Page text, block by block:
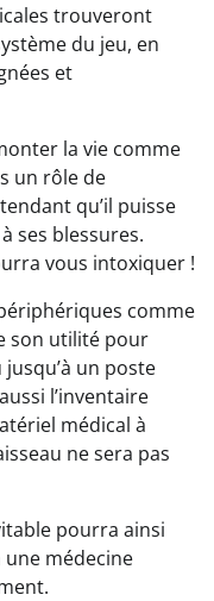
trouveront
du jeu, en
et
la vie comme
un rôle de
qu’il puisse
ses blessures.
vous intoxiquer !
comme
son utilité pour
un poste
l’inventaire
médical à
ne sera pas
pourra ainsi
médecine